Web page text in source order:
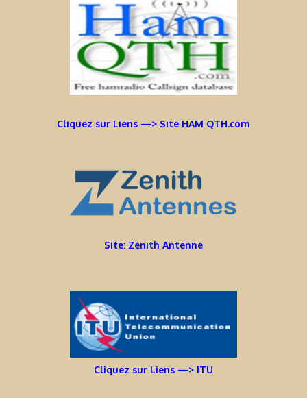
Cliquez sur Liens —> Site HAM QTH.com
Site: Zenith Antenne
Cliquez sur Liens —> ITU